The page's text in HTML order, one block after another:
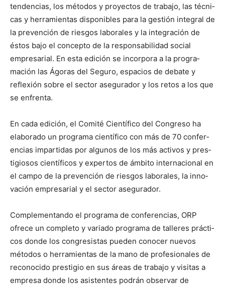
ten­den­cias, los méto­dos y proyec­tos de tra­ba­jo, las téc­ni­
cas y her­ramien­tas disponibles para la gestión inte­gral de
la pre­ven­ción de ries­gos lab­o­rales y la inte­gración de
éstos bajo el con­cep­to de la respon­s­abil­i­dad social
empre­sar­i­al. En esta edi­ción se incor­po­ra a la pro­gra­
mación las Ágo­ras del Seguro, espa­cios de debate y
reflex­ión sobre el sec­tor ase­gu­rador y los retos a los que
se enfrenta.
En cada edi­ción, el Comité Cien­tí­fi­co del Con­gre­so ha
elab­o­ra­do un pro­gra­ma cien­tí­fi­co con más de 70 con­fer­
en­cias impar­tidas por algunos de los más activos y pres­
ti­giosos cien­tí­fi­cos y exper­tos de ámbito inter­na­cional en
el cam­po de la pre­ven­ción de ries­gos lab­o­rales, la inno­
vación empre­sar­i­al y el sec­tor ase­gu­rador.
Com­ple­men­tan­do el pro­gra­ma de con­fer­en­cias, ORP
ofrece un com­ple­to y vari­a­do pro­gra­ma de talleres prác­ti­
cos donde los con­gre­sis­tas pueden cono­cer nuevos
méto­dos o her­ramien­tas de la mano de pro­fe­sion­ales de
recono­ci­do pres­ti­gio en sus áreas de tra­ba­jo y vis­i­tas a
empre­sa donde los asis­tentes podrán obser­var de